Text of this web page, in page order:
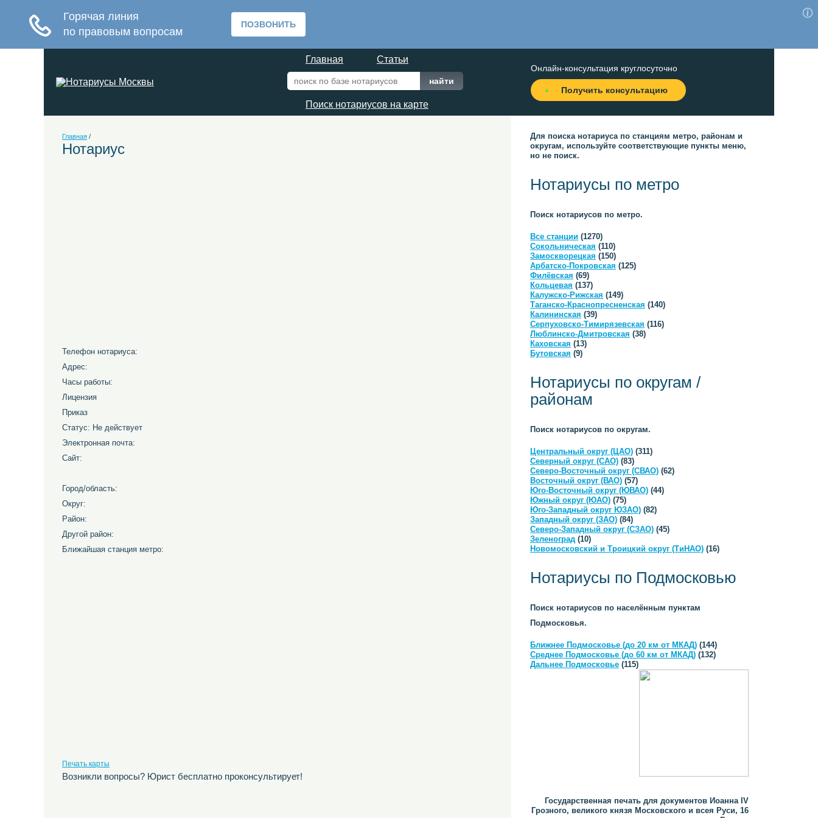
Главная Статьи
Поиск нотариусов на карте
Онлайн-консультация круглосуточно
Получить консультацию
Главная /
Нотариус
Телефон нотариуса:
Адрес:
Часы работы:
Лицензия
Приказ
Статус: Не действует
Электронная почта:
Сайт:
Город/область:
Округ:
Район:
Другой район:
Ближайшая станция метро:
Печать карты
Возникли вопросы? Юрист бесплатно проконсультирует!
Для поиска нотариуса по станциям метро, районам и
округам, используйте соответствующие пункты меню,
но не поиск.
Нотариусы по метро
Поиск нотариусов по метро.
Все станции (1270)
Сокольническая (110)
Замоскворецкая (150)
Арбатско-Покровская (125)
Филёвская (69)
Кольцевая (137)
Калужско-Рижская (149)
Таганско-Краснопресненская (140)
Калининская (39)
Серпуховско-Тимирязевская (116)
Люблинско-Дмитровская (38)
Каховская (13)
Бутовская (9)
Нотариусы по округам /
районам
Поиск нотариусов по округам.
Центральный округ (ЦАО) (311)
Северный округ (САО) (83)
Северо-Восточный округ (СВАО) (62)
Восточный округ (ВАО) (57)
Юго-Восточный округ (ЮВАО) (44)
Южный округ (ЮАО) (75)
Юго-Западный округ ЮЗАО) (82)
Западный округ (ЗАО) (84)
Северо-Западный округ (СЗАО) (45)
Зеленоград (10)
Новомосковский и Троицкий округ (ТиНАО) (16)
Нотариусы по Подмосковью
Поиск нотариусов по населённым пунктам
Подмосковья.
Ближнее Подмосковье (до 20 км от МКАД) (144)
Среднее Подмосковье (до 60 км от МКАД) (132)
Дальнее Подмосковье (115)
Государственная печать для документов Иоанна IV
Грозного, великого князя Московского и всея Руси, 16